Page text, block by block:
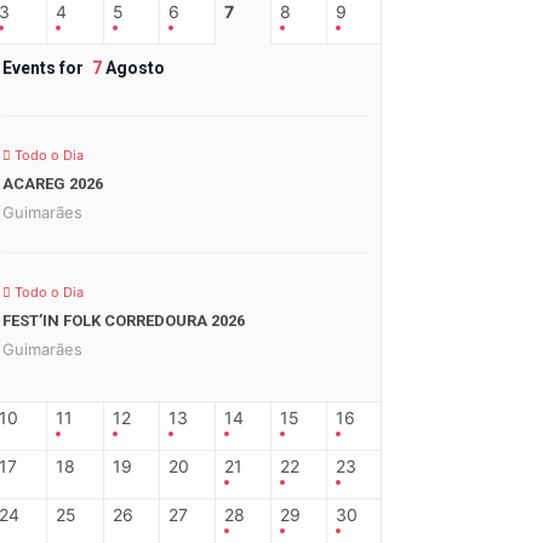
3 4 5 6 7 8 9
Events for 7Agosto
Todo o Dia
ACAREG 2026
Guimarães
Todo o Dia
FEST’IN FOLK CORREDOURA 2026
Guimarães
10 11 12 13 14 15 16
17 18 19 20 21 22 23
24 25 26 27 28 29 30